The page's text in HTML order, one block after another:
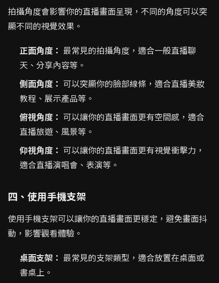
拍攝角度會影響你的直播畫面呈現，不同的角度可以突
顯不同的視覺效果。
正面角度： 最常見的拍攝角度，適合一般直播聊
天、分享內容等。
側面角度： 可以突顯你的臉部線條，適合直播美妝
教程、展示產品等。
俯視角度： 可以讓你的直播畫面更有空間感，適合
直播旅遊、風景等。
仰視角度： 可以讓你的直播畫面更有視覺衝擊力，
適合直播演唱會、表演等。
四、使用手機支架
使用手機支架可以讓你的直播畫面更穩定，避免畫面抖
動，影響觀看體驗。
桌面支架： 最常見的支架類型，適合放置在桌面或
書桌上。